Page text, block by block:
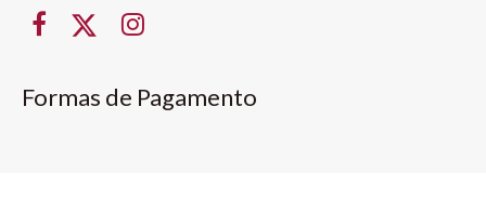
Formas de Pagamento